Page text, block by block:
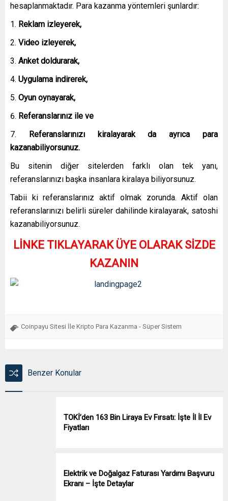
hesaplanmaktadır. Para kazanma yöntemleri şunlardır:
Reklam izleyerek,
Video izleyerek,
Anket doldurarak,
Uygulama indirerek,
Oyun oynayarak,
Referanslarınız ile ve
Referanslarınızı kiralayarak da ayrıca para
kazanabiliyorsunuz.
Bu sitenin diğer sitelerden farklı olan tek yanı,
referanslarınızı başka insanlara kiralaya biliyorsunuz.
Tabii ki referanslarınız aktif olmak zorunda. Aktif olan
referanslarınızı belirli süreler dahilinde kiralayarak, satoshi
kazanabiliyorsunuz.
LİNKE TIKLAYARAK ÜYE OLARAK SİZDE
KAZANIN
Coinpayu Sitesi İle Kripto Para Kazanma - Süper Sistem
Benzer Konular
TOKİ’den 163 Bin Liraya Ev Fırsatı: İşte İl İl Ev
Fiyatları
Elektrik ve Doğalgaz Faturası Yardımı Başvuru
Ekranı – İşte Detaylar